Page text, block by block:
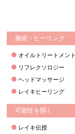
施術・ヒーリング
オイルトリートメント
リフレクソロジー
ヘッドマッサージ
レイキヒーリング
可能性を開く
レイキ伝授